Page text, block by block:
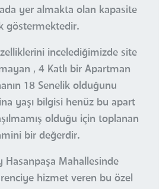
yer almakta olan kapasite
göstermektedir.
incelediğimizde site
, 4 Katlı bir Apartman
18 Senelik olduğunu
yaşı bilgisi henüz bu apart
olduğu için toplanan
bir değerdir.
Hasanpaşa Mahallesinde
hizmet veren bu özel